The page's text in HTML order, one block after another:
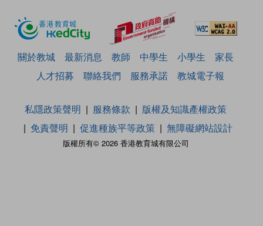
關於教城 最新消息 教師 中學生 小學生
家長
人才招募
聯絡我們 服務承諾 教城電子報
版權所有© 2026 香港教育城有限公司
私隱政策聲明 服務條款
版權及知識產權政策
免責聲明
促進種族平等政策 無障礙網站設計